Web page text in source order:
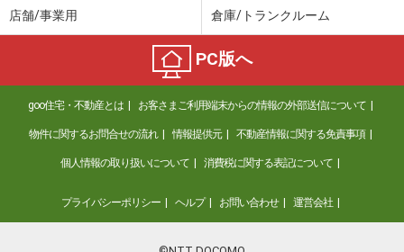
店舗/事業用 倉庫/トランクルーム
PC版へ
goo住宅・不動産とは お客さまご利用端末からの情報の外部送信について
物件に関するお問合せの流れ 情報提供元 不動産情報に関する免責事項
個人情報の取り扱いについて 消費税に関する表記について
プライバシーポリシー ヘルプ お問い合わせ 運営会社